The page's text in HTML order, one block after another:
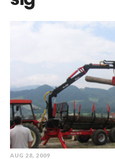
AUG 28, 2009